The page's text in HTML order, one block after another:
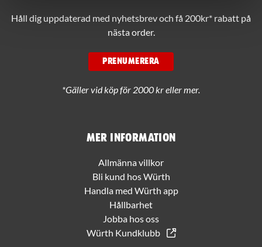
Mer information
Allmänna villkor
Bli kund hos Würth
Handla med Würth app
Hållbarhet
Jobba hos oss
Würth Kundklubb
Håll dig uppdaterad med nyhetsbrev och få 200kr* rabatt på
nästa order.
PRENUMERERA
*Gäller vid köp för 2000 kr eller mer.